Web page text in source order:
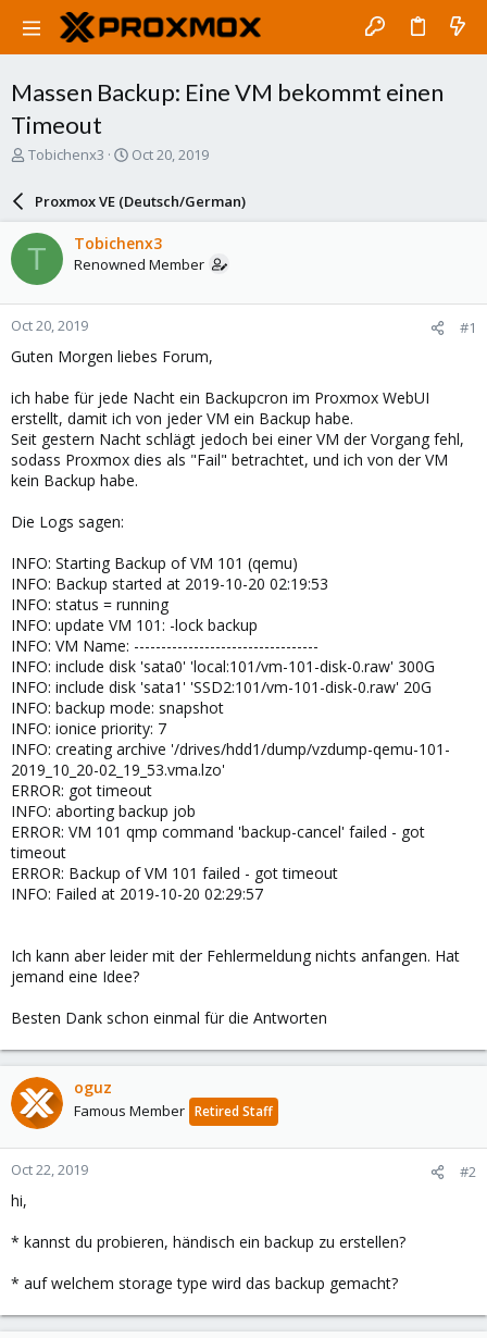
Massen Backup: Eine VM bekommt einen
Timeout
T
a
d
t
a
r
t
e
Tobichenx3
S
a
r
d
a
e
Oct 20, 2019
Proxmox VE (Deutsch/German)
T Tobichenx3
Renowned Member
Oct 20, 2019 #1
Guten Morgen liebes Forum,
ich habe für jede Nacht ein Backupcron im Proxmox WebUI
erstellt, damit ich von jeder VM ein Backup habe.
Seit gestern Nacht schlägt jedoch bei einer VM der Vorgang fehl,
sodass Proxmox dies als "Fail" betrachtet, und ich von der VM
kein Backup habe.
Die Logs sagen:
INFO: Starting Backup of VM 101 (qemu)
INFO: Backup started at 2019-10-20 02:19:53
INFO: status = running
INFO: update VM 101: -lock backup
INFO: VM Name: ----------------------------------
INFO: include disk 'sata0' 'local:101/vm-101-disk-0.raw' 300G
INFO: include disk 'sata1' 'SSD2:101/vm-101-disk-0.raw' 20G
INFO: backup mode: snapshot
INFO: ionice priority: 7
INFO: creating archive '/drives/hdd1/dump/vzdump-qemu-101-
2019_10_20-02_19_53.vma.lzo'
ERROR: got timeout
INFO: aborting backup job
ERROR: VM 101 qmp command 'backup-cancel' failed - got
timeout
ERROR: Backup of VM 101 failed - got timeout
INFO: Failed at 2019-10-20 02:29:57
Ich kann aber leider mit der Fehlermeldung nichts anfangen. Hat
jemand eine Idee?
Besten Dank schon einmal für die Antworten
oguz
Famous Member Retired Staff
Oct 22, 2019 #2
hi,
* kannst du probieren, händisch ein backup zu erstellen?
* auf welchem storage type wird das backup gemacht?